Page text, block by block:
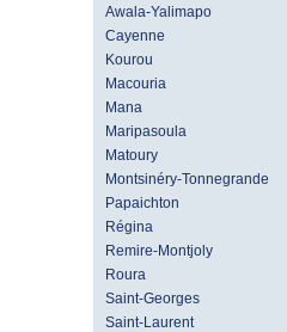
Awala-Yalimapo
Cayenne
Kourou
Macouria
Mana
Maripasoula
Matoury
Montsinéry-Tonnegrande
Papaichton
Régina
Remire-Montjoly
Roura
Saint-Georges
Saint-Laurent